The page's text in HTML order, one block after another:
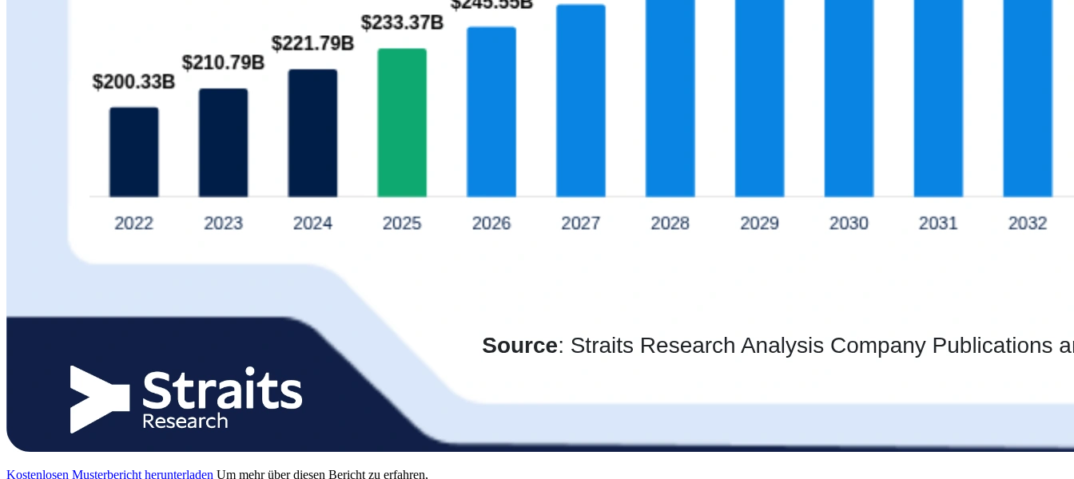
Kostenlosen Musterbericht herunterladen Um mehr über diesen Bericht zu erfahren,